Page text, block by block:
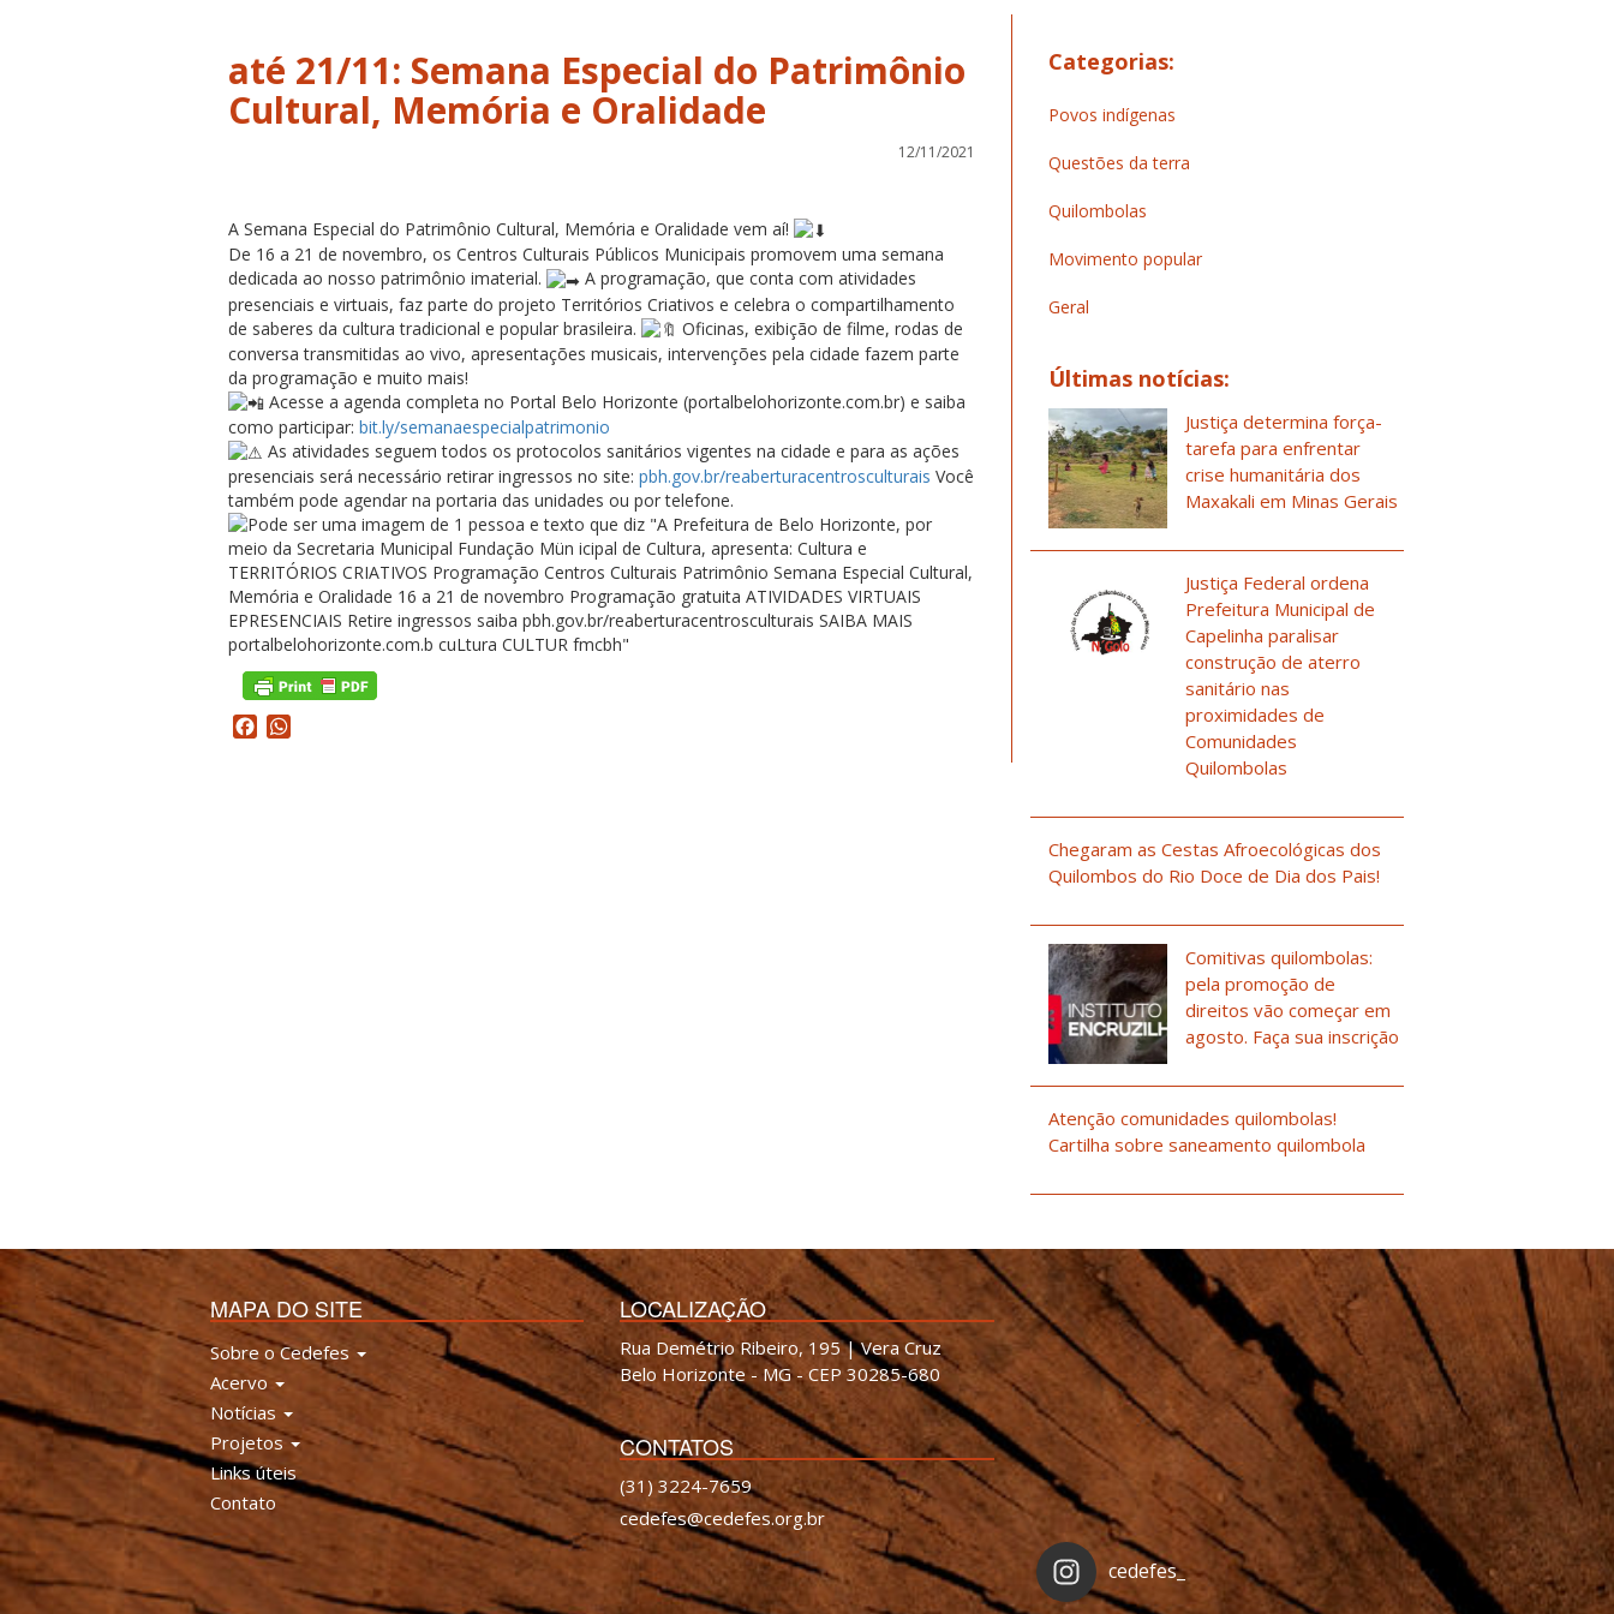
até 21/11: Semana Especial do Patrimônio
Cultural, Memória e Oralidade
12/11/2021
A Semana Especial do Patrimônio Cultural, Memória e Oralidade vem aí!
De 16 a 21 de novembro, os Centros Culturais Públicos Municipais promovem uma semana
dedicada ao nosso patrimônio imaterial.
A programação, que conta com atividades
presenciais e virtuais, faz parte do projeto Territórios Criativos e celebra o compartilhamento
de saberes da cultura tradicional e popular brasileira.
Oficinas, exibição de filme, rodas de
conversa transmitidas ao vivo, apresentações musicais, intervenções pela cidade fazem parte
da programação e muito mais!
Acesse a agenda completa no Portal Belo Horizonte (portalbelohorizonte.com.br) e saiba
como participar: bit.ly/semanaespecialpatrimonio
As atividades seguem todos os protocolos sanitários vigentes na cidade e para as ações
presenciais será necessário retirar ingressos no site: pbh.gov.br/reaberturacentrosculturais Você
também pode agendar na portaria das unidades ou por telefone.
Facebook
Categorias:
Povos indígenas
Questões da terra
Quilombolas
Movimento popular
Geral
Últimas notícias:
Justiça determina força-
tarefa para enfrentar
crise humanitária dos
Maxakali em Minas Gerais
Justiça Federal ordena
Prefeitura Municipal de
Capelinha paralisar
construção de aterro
sanitário nas
proximidades de
Comunidades
Quilombolas
Chegaram as Cestas Afroecológicas dos
Quilombos do Rio Doce de Dia dos Pais!
Comitivas quilombolas:
pela promoção de
direitos vão começar em
agosto. Faça sua inscrição
Atenção comunidades quilombolas!
Cartilha sobre saneamento quilombola
MAPA DO SITE
Sobre o Cedefes
Acervo
Notícias
Projetos
Links úteis
Contato
LOCALIZAÇÃO
Rua Demétrio Ribeiro, 195 | Vera Cruz
Belo Horizonte - MG - CEP 30285-680
CONTATOS
(31) 3224-7659
cedefes@cedefes.org.br
cedefes_